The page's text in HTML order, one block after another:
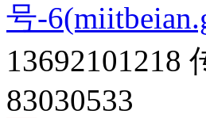
号-
13692101218
83030533